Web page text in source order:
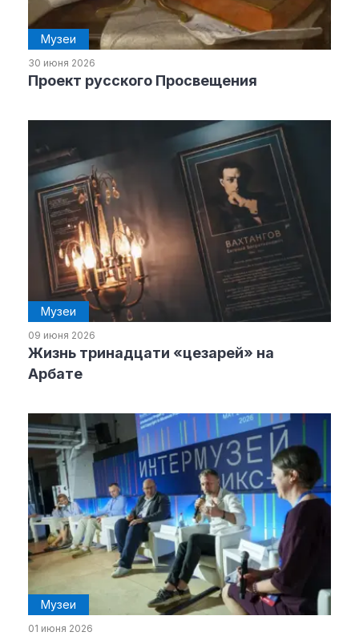
Медиа
Образование
Издательское дело
Музыка
Материалы партнеров
АКИ
Artists / Художники.РФ
n'RIS
Онлайн патент
Цифровой Сарафан
Смотрите нас в соцсетях и мессенджерах
Музеи
30 июня 2026
Проект русского Просвещения
Музеи
09 июня 2026
Жизнь тринадцати «цезарей» на
Арбате
Музеи
01 июня 2026